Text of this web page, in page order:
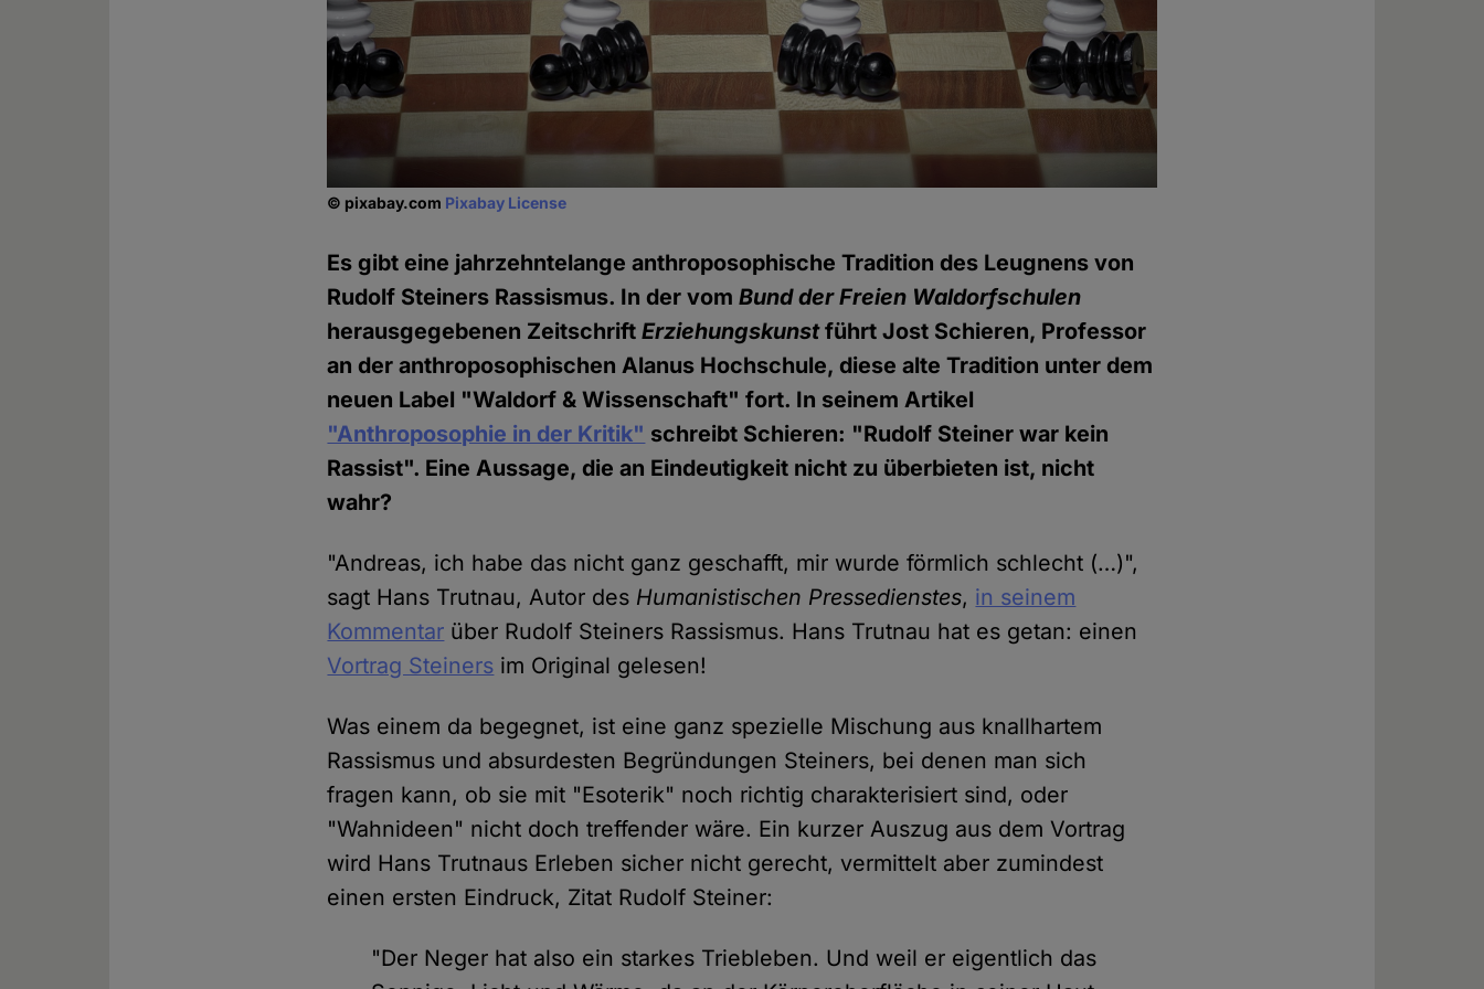
© pixabay.com Pixabay License
Es gibt eine jahrzehntelange anthroposophische Tradition des Leugnens von
Rudolf Steiners Rassismus. In der vomBund der Freien Waldorfschulen
herausgegebenen ZeitschriftErziehungskunstführt Jost Schieren, Professor
an der anthroposophischen Alanus Hochschule, diese alte Tradition unter dem
neuen Label "Waldorf & Wissenschaft" fort. In seinem Artikel
"Anthroposophie in der Kritik" schreibt Schieren: "Rudolf Steiner war kein
Rassist". Eine Aussage, die an Eindeutigkeit nicht zu überbieten ist, nicht
wahr?
"Andreas, ich habe das nicht ganz geschafft, mir wurde förmlich schlecht (…)",
sagt Hans Trutnau, Autor des Humanistischen Pressedienstes, in seinem
Kommentar über Rudolf Steiners Rassismus. Hans Trutnau hat es getan: einen
Vortrag Steiners im Original gelesen!
Was einem da begegnet, ist eine ganz spezielle Mischung aus knallhartem
Rassismus und absurdesten Begründungen Steiners, bei denen man sich
fragen kann, ob sie mit "Esoterik" noch richtig charakterisiert sind, oder
"Wahnideen" nicht doch treffender wäre. Ein kurzer Auszug aus dem Vortrag
wird Hans Trutnaus Erleben sicher nicht gerecht, vermittelt aber zumindest
einen ersten Eindruck, Zitat Rudolf Steiner:
"Der Neger hat also ein starkes Triebleben. Und weil er eigentlich das